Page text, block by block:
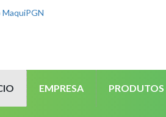
EMPRESA PRODUTOS